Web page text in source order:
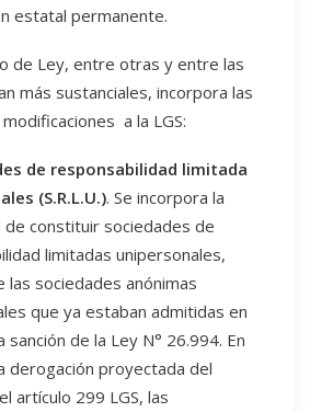
estatal permanente.
de Ley, entre otras y entre las
más sustanciales, incorpora las
a la LGS:
de responsabilidad limitada
(S.R.L.U.). Se incorpora la
de constituir sociedades de
limitadas unipersonales,
las sociedades anónimas
que ya estaban admitidas en
sanción de la Ley N° 26.994. En
derogación proyectada del
artículo 299 LGS, las